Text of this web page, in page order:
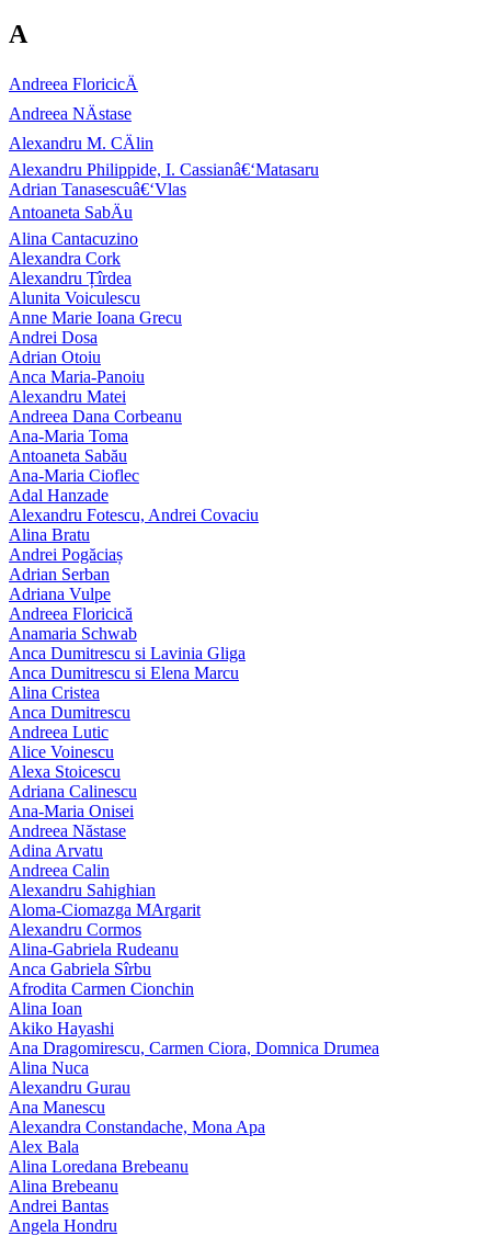
A
Andreea FloricicÄ
Andreea NÄstase
Alexandru M. CÄlin
Alexandru Philippide, I. Cassianâ€‘Matasaru
Adrian Tanasescuâ€‘Vlas
Antoaneta SabÄu
Alina Cantacuzino
Alexandra Cork
Alexandru Țîrdea
Alunita Voiculescu
Anne Marie Ioana Grecu
Andrei Dosa
Adrian Otoiu
Anca Maria-Panoiu
Alexandru Matei
Andreea Dana Corbeanu
Ana-Maria Toma
Antoaneta Sabău
Ana-Maria Cioflec
Adal Hanzade
Alexandru Fotescu, Andrei Covaciu
Alina Bratu
Andrei Pogăciaș
Adrian Serban
Adriana Vulpe
Andreea Floricică
Anamaria Schwab
Anca Dumitrescu si Lavinia Gliga
Anca Dumitrescu si Elena Marcu
Alina Cristea
Anca Dumitrescu
Andreea Lutic
Alice Voinescu
Alexa Stoicescu
Adriana Calinescu
Ana-Maria Onisei
Andreea Năstase
Adina Arvatu
Andreea Calin
Alexandru Sahighian
Aloma-Ciomazga MArgarit
Alexandru Cormos
Alina-Gabriela Rudeanu
Anca Gabriela Sîrbu
Afrodita Carmen Cionchin
Alina Ioan
Akiko Hayashi
Ana Dragomirescu, Carmen Ciora, Domnica Drumea
Alina Nuca
Alexandru Gurau
Ana Manescu
Alexandra Constandache, Mona Apa
Alex Bala
Alina Loredana Brebeanu
Alina Brebeanu
Andrei Bantas
Angela Hondru